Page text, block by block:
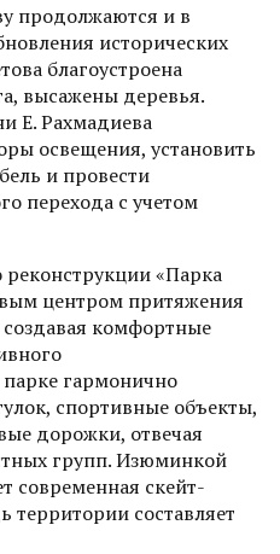
продолжаются и в
исторических
благоустроена
высажены деревья.
Е. Рахмадиева
освещения, установить
и провести
перехода с учетом
«Парка
центром притяжения
комфортные
гармонично
спортивные объекты,
дорожки, отвечая
групп. Изюминкой
современная скейт-
составляет